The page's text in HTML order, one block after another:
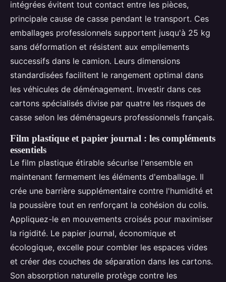
intégrées évitent tout contact entre les pièces,
principale cause de casse pendant le transport. Ces
emballages professionnels supportent jusqu'à 25 kg
sans déformation et résistent aux empilements
successifs dans le camion. Leurs dimensions
standardisées facilitent le rangement optimal dans
les véhicules de déménagement. Investir dans ces
cartons spécialisés divise par quatre les risques de
casse selon les déménageurs professionnels français.
Film plastique et papier journal : les compléments
essentiels
Le film plastique étirable sécurise l'ensemble en
maintenant fermement les éléments d'emballage. Il
crée une barrière supplémentaire contre l'humidité et
la poussière tout en renforçant la cohésion du colis.
Appliquez-le en mouvements croisés pour maximiser
la rigidité. Le papier journal, économique et
écologique, excelle pour combler les espaces vides
et créer des couches de séparation dans les cartons.
Son absorption naturelle protège contre les